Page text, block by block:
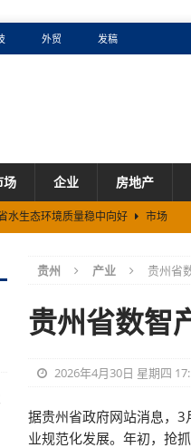
外贸 发稿
场 企业 房地产
水生态环境质量稳中向好
市场
温 省外客源持续扩容
市场
现两位数增长！上半年贵州省居民消
管理办法为工业固废回填划定“红线”
贵州 产业 贵州省
贵州省数智
2026年4月30日 星期四
据贵州省政府网站消息，3
业规范化发展。年初，抢